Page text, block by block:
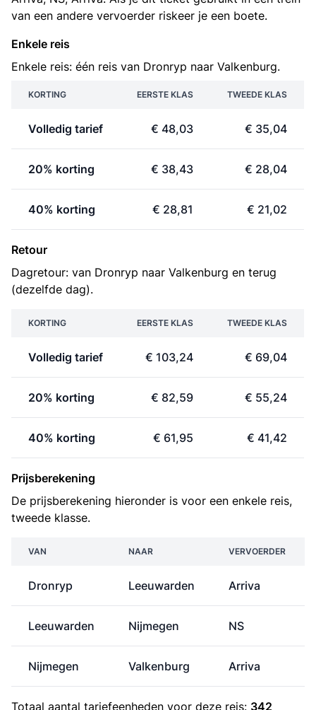
van een andere vervoerder riskeer je een boete.
Enkele reis
Enkele reis: één reis van Dronryp naar Valkenburg.
KORTING EERSTE KLAS TWEEDE KLAS
Volledig tarief € 48,03 € 35,04
20% korting € 38,43 € 28,04
40% korting € 28,81 € 21,02
Retour
Dagretour: van Dronryp naar Valkenburg en terug
(dezelfde dag).
KORTING EERSTE KLAS TWEEDE KLAS
Volledig tarief € 103,24 € 69,04
20% korting € 82,59 € 55,24
40% korting € 61,95 € 41,42
Prijsberekening
De prijsberekening hieronder is voor een enkele reis,
tweede klasse.
VAN NAAR VERVOERDER
Dronryp Leeuwarden Arriva
Leeuwarden Nijmegen NS
Nijmegen Valkenburg Arriva
Totaal aantal tariefeenheden voor deze reis: 342